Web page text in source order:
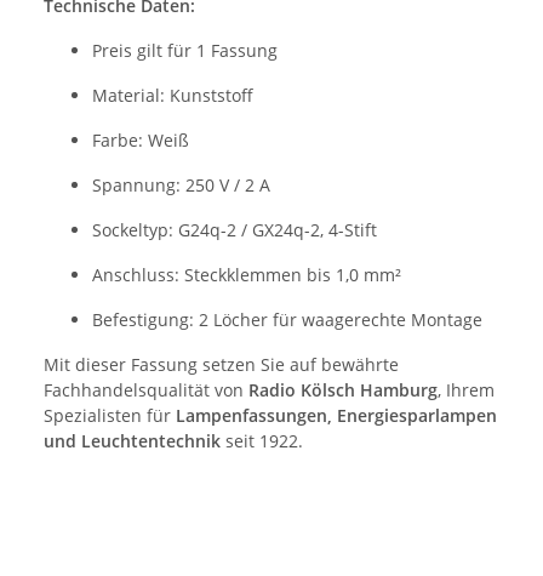
Technische Daten:
Preis gilt für 1 Fassung
Material: Kunststoff
Farbe: Weiß
Spannung: 250 V / 2 A
Sockeltyp: G24q-2 / GX24q-2, 4-Stift
Anschluss: Steckklemmen bis 1,0 mm²
Befestigung: 2 Löcher für waagerechte Montage
Mit dieser Fassung setzen Sie auf bewährte
Fachhandelsqualität von Radio Kölsch Hamburg, Ihrem
Spezialisten für Lampenfassungen, Energiesparlampen
und Leuchtentechnik seit 1922.